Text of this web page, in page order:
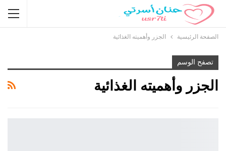
الصفحة الرئيسية الجزر وأهميته الغذائية
تصفح الوسم
الجزر وأهميته الغذائية